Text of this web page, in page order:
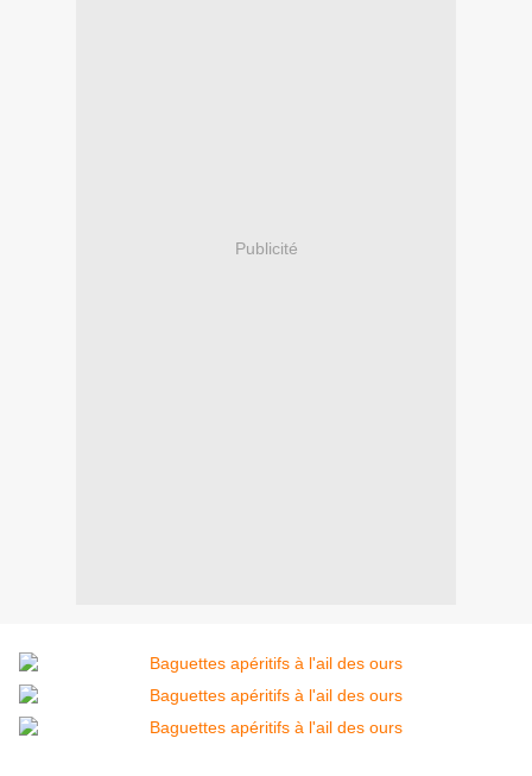
Publicité